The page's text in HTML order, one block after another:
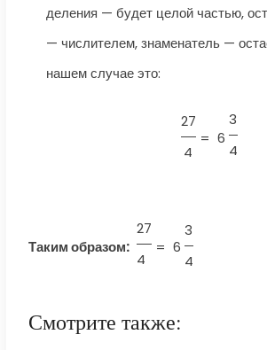
деления — будет целой частью,
— числителем, знаменатель —
нашем случае это:
27
4
= 6
3
4
Таким образом:
27
4
= 6
3
4
Смотрите также: